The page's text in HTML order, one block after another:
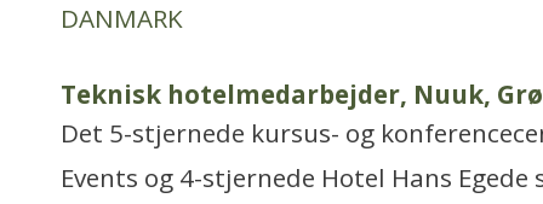
DANMARK
Teknisk hotelmedarbejder, Nuuk,
Det 5-stjernede kursus- og
Events og 4-stjernede Hotel Hans Egede